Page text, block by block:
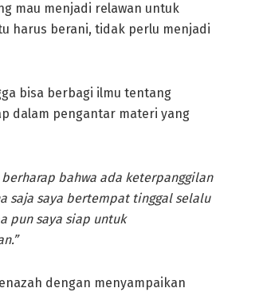
mau menjadi relawan untuk
harus berani, tidak perlu menjadi
bisa berbagi ilmu tentang
dalam pengantar materi yang
bahwa ada keterpanggilan
saja saya bertempat tinggal selalu
pun saya siap untuk
dengan menyampaikan